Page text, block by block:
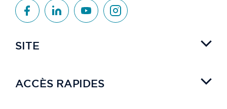
SITE
ACCÈS RAPIDES